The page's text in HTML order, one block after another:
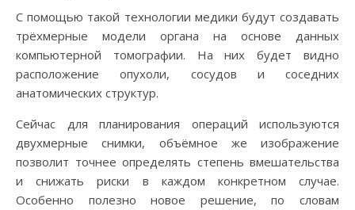
С помощью такой технологии медики будут создавать
трёхмерные модели органа на основе данных
компьютерной томографии. На них будет видно
расположение опухоли, сосудов и соседних
анатомических структур.
Сейчас для планирования операций используются
двухмерные снимки, объёмное же изображение
позволит точнее определять степень вмешательства
и снижать риски в каждом конкретном случае.
Особенно полезно новое решение, по словам